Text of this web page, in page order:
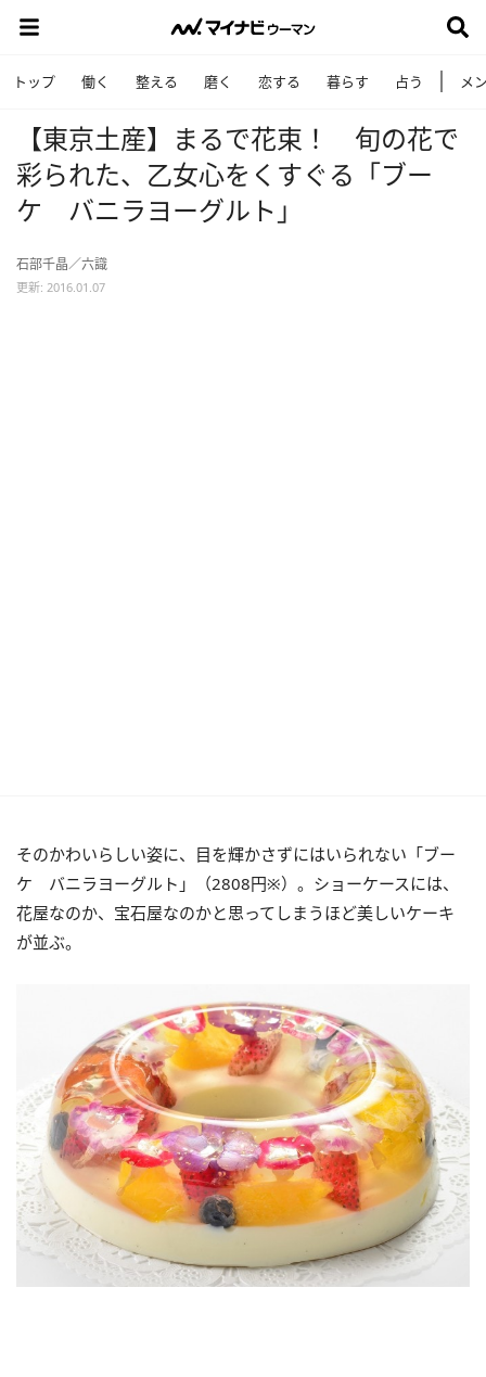
トップ 働く 整える 磨く 恋する 暮らす 占う メ
【東京土産】まるで花束！ 旬の花で
彩られた、乙女心をくすぐる「ブー
ケ バニラヨーグルト」
石部千晶／六識
更新: 2016.01.07
そのかわいらしい姿に、目を輝かさずにはいられない「ブー
ケ バニラヨーグルト」（2808円※）。ショーケースには、
花屋なのか、宝石屋なのかと思ってしまうほど美しいケーキ
が並ぶ。